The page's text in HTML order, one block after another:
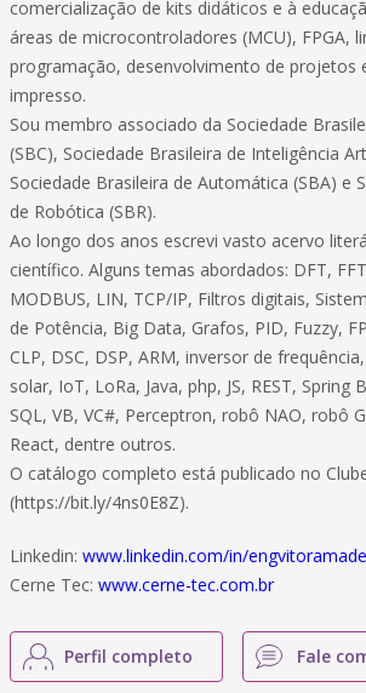
comercialização de kits didáticos e à
áreas de microcontroladores (MCU), FPGA,
programação, desenvolvimento de projetos
impresso.
Sou membro associado da Sociedade
(SBC), Sociedade Brasileira de Inteligência
Sociedade Brasileira de Automática (SBA) e
de Robótica (SBR).
Ao longo dos anos escrevi vasto acervo
científico. Alguns temas abordados: DFT,
MODBUS, LIN, TCP/IP, Filtros digitais,
de Potência, Big Data, Grafos, PID, Fuzzy,
CLP, DSC, DSP, ARM, inversor de
solar, IoT, LoRa, Java, php, JS, REST, Spring
SQL, VB, VC#, Perceptron, robô NAO, robô
React, dentre outros.
O catálogo completo está publicado no
(https://bit.ly/4ns0E8Z).
Linkedin: www.linkedin.com/in/
Cerne Tec: www.cerne-tec.com.br
Perfil completo Fale